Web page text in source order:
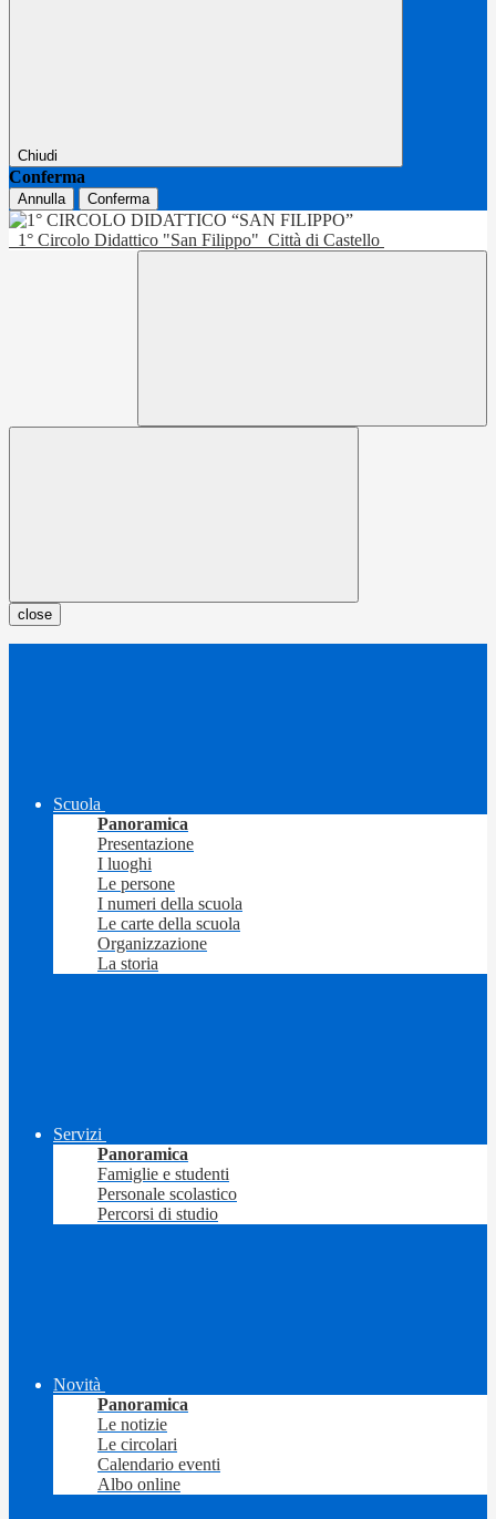
Chiudi
Conferma
Annulla Conferma
1° Circolo Didattico "San Filippo" Città di Castello
close
Scuola
Panoramica
Presentazione
I luoghi
Le persone
I numeri della scuola
Le carte della scuola
Organizzazione
La storia
Servizi
Panoramica
Famiglie e studenti
Personale scolastico
Percorsi di studio
Novità
Panoramica
Le notizie
Le circolari
Calendario eventi
Albo online